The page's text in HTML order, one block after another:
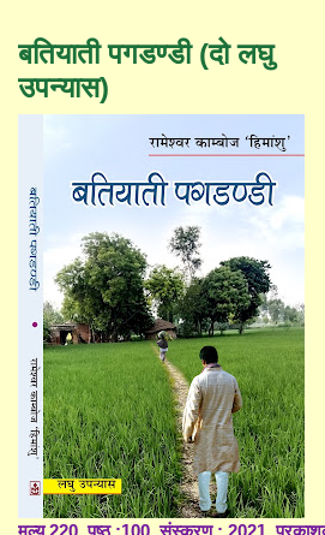
बतियाती पगडण्डी (दो लघु
उपन्यास)